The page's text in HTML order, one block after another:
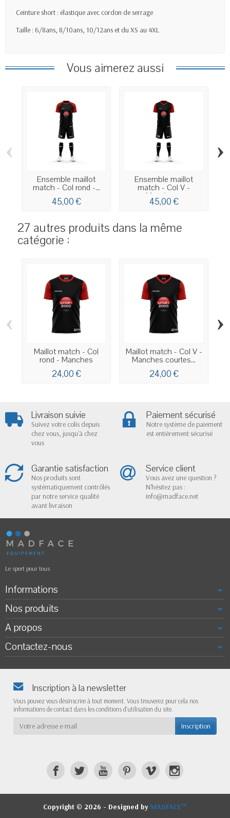
Ceinture short : élastique avec cordon de serrage
Taille : 6/8ans, 8/10ans, 10/12ans et du XS au 4XL
Vous aimerez aussi
Ensemble maillot
match - Col rond -...
45,00 €
Ensemble maillot
match - Col V -
Manches...
45,00 €
‹ ›
27 autres produits dans la même
catégorie :
Maillot match - Col
rond - Manches
courtes...
24,00 €
Maillot match - Col V -
Manches courtes...
24,00 €
‹ ›
Livraison suivie
Suivez votre colis depuis
chez vous, jusqu'à chez
vous
Paiement sécurisé
Notre système de paiement
est entièrement sécurisé
Garantie satisfaction
Nos produits sont
systématiquement contrôlés
par notre service qualité
avant livraison
Service client
Vous avez une question ?
N'hésitez pas :
info@madface.net
Le sport pour tous
Informations
Nos produits
A propos
Contactez-nous
Inscription à la newsletter
Vous pouvez vous désinscrire à tout moment. Vous trouverez pour cela nos
informations de contact dans les conditions d'utilisation du site.
Copyright © 2026 - Designed by MADFACE™